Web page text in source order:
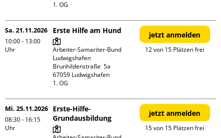
1. OG
Sa. 21.11.2026
10:00 - 13:00
Uhr
Erste Hilfe am Hund
Arbeiter-Samariter-Bund
Ludwigshafen
Brunhildenstraße  5a
67059 Ludwigshafen
1. OG
jetzt anmelden
12 von 15 Plätzen frei
Mi. 25.11.2026
08:30 - 16:15
Uhr
Erste-Hilfe-
Grundausbildung
jetzt anmelden
15 von 15 Plätzen frei